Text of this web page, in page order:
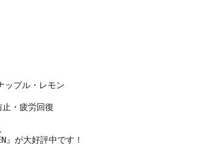
ップル・レモン
止・疲労回復
』が大好評中です！